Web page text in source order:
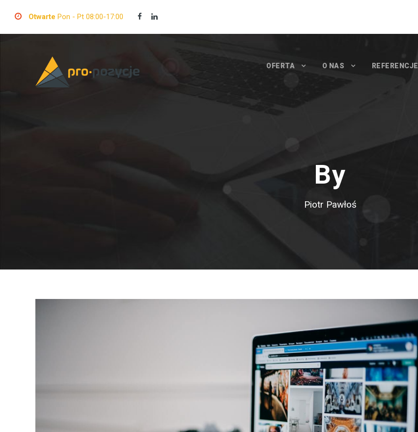
Otwarte Pon - Pt 08:00-17:00
OFERTA O NAS REFERENCJE
By
Piotr Pawłoś